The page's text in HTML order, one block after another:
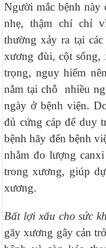
Người mắc bệnh này
nhẹ, thậm chí chỉ
thường xảy ra tại
xương đùi, cột
trọng, nguy hiểm
nằm tại chỗ nhiều
ngày ở bệnh viện.
đủ cứng cáp để duy
bệnh hãy đến bệnh
nhằm đo lượng
trong xương, giúp
xương.
Bất lợi xấu cho sức
gãy xương gây cản